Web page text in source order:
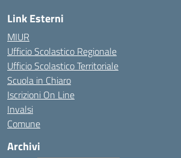
Link Esterni
MIUR
Ufficio Scolastico Regionale
Ufficio Scolastico Territoriale
Scuola in Chiaro
Iscrizioni On Line
Invalsi
Comune
Archivi